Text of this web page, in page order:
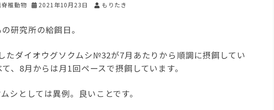
椎動物 2021年10月23日 もりたき
研究所の給餌日。
たダイオウグソクムシ№32が7月あたりから順調に摂餌してい
、8月からは月1回ペースで摂餌しています。
シとしては異例。良いことです。